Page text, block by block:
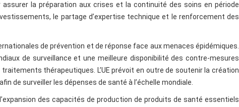
la préparation aux crises et la continuité des soins en période
le partage d’expertise technique et le renforcement des
de prévention et de réponse face aux menaces épidémiques.
de surveillance et une meilleure disponibilité des contre-mesures
thérapeutiques. L’UE prévoit en outre de soutenir la création
de surveiller les dépenses de santé à l’échelle mondiale.
des capacités de production de produits de santé essentiels